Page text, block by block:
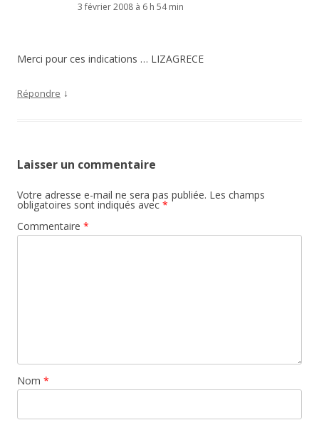
3 février 2008 à 6 h 54 min
Merci pour ces indications … LIZAGRECE
Répondre ↓
Laisser un commentaire
Votre adresse e-mail ne sera pas publiée. Les champs
obligatoires sont indiqués avec *
Commentaire *
Nom *